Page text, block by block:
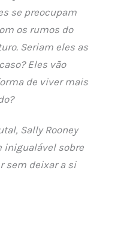
se preocupam
os rumos do
Seriam eles as
Eles vão
de viver mais
Sally Rooney
inigualável sobre
sem deixar a si